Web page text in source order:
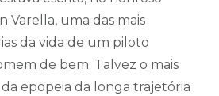
uma das mais
da vida de um piloto
de bem. Talvez o mais
epopeia da longa trajetória